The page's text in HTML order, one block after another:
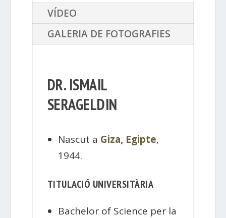
VÍDEO
GALERIA DE FOTOGRAFIES
DR. ISMAIL
SERAGELDIN
Nascut a Giza, Egipte,
1944.
TITULACIÓ UNIVERSITÀRIA
Bachelor of Science per la